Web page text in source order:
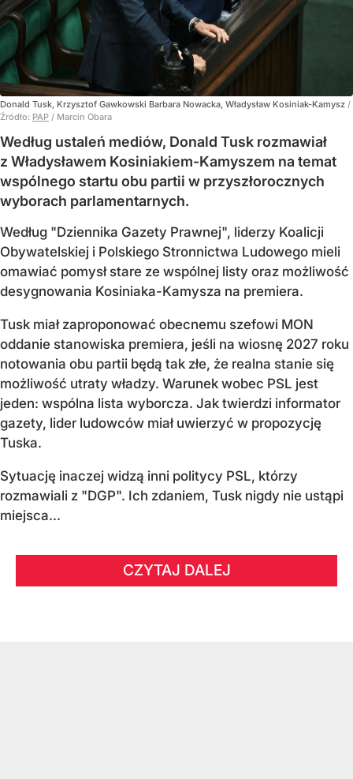
Donald Tusk, Krzysztof Gawkowski Barbara Nowacka, Władysław Kosiniak-Kamysz /
Źródło: PAP / Marcin Obara
Według ustaleń mediów, Donald Tusk rozmawiał
z Władysławem Kosiniakiem-Kamyszem na temat
wspólnego startu obu partii w przyszłorocznych
wyborach parlamentarnych.
Według "Dziennika Gazety Prawnej", liderzy Koalicji
Obywatelskiej i Polskiego Stronnictwa Ludowego mieli
omawiać pomysł stare ze wspólnej listy oraz możliwość
desygnowania Kosiniaka-Kamysza na premiera.
Tusk miał zaproponować obecnemu szefowi MON
oddanie stanowiska premiera, jeśli na wiosnę 2027 roku
notowania obu partii będą tak złe, że realna stanie się
możliwość utraty władzy. Warunek wobec PSL jest
jeden: wspólna lista wyborcza. Jak twierdzi informator
gazety, lider ludowców miał uwierzyć w propozycję
Tuska.
Sytuację inaczej widzą inni politycy PSL, którzy
rozmawiali z "DGP". Ich zdaniem, Tusk nigdy nie ustąpi
miejsca...
CZYTAJ DALEJ